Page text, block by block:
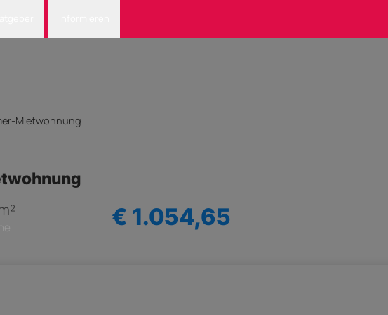
Mietwohnung
€ 1.054,65